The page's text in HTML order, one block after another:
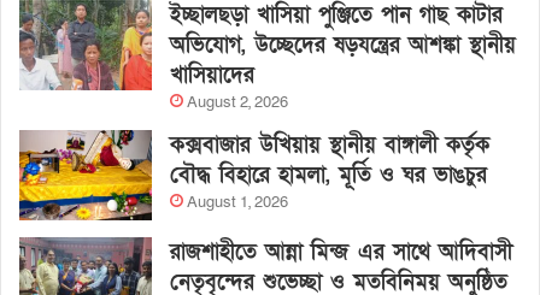
ইচ্ছালছড়া খাসিয়া পুঞ্জিতে পান গাছ কাটার
অভিযোগ, উচ্ছেদের ষড়যন্ত্রের আশঙ্কা স্থানীয়
খাসিয়াদের
August 2, 2026
কক্সবাজার উখিয়ায় স্থানীয় বাঙ্গালী কর্তৃক
বৌদ্ধ বিহারে হামলা, মূর্তি ও ঘর ভাঙচুর
August 1, 2026
রাজশাহীতে আন্না মিন্জ এর সাথে আদিবাসী
নেতৃবৃন্দের শুভেচ্ছা ও মতবিনিময় অনুষ্ঠিত